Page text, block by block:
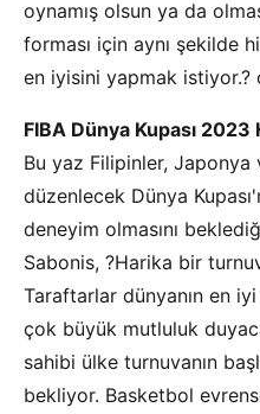
oynamış olsun ya da
forması için aynı şekilde
en iyisini yapmak istiyor.?
FIBA Dünya Kupası 2023
Bu yaz Filipinler, Japonya
düzenlecek Dünya
deneyim olmasını
Sabonis, ?Harika bir
Taraftarlar dünyanın en
çok büyük mutluluk
sahibi ülke turnuvanın
bekliyor. Basketbol